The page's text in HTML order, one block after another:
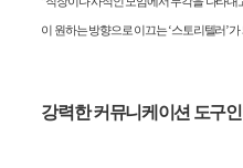
이 원하는 방향으로 이끄는‘스토리텔러’가
강력한 커뮤니케이션 도구